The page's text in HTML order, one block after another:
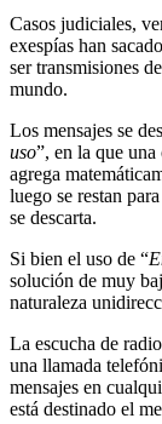
Casos judiciales,
exespías han
ser transmisiones
mundo.
Los mensajes se
uso”, en la que una
agrega
luego se restan
se descarta.
Si bien el uso de “
solución de muy
naturaleza
La escucha de
una llamada
mensajes en
está destinado el